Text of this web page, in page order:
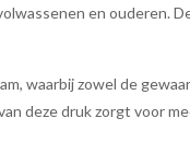
en ouderen.
waarbij zowel de
deze druk zorgt voor